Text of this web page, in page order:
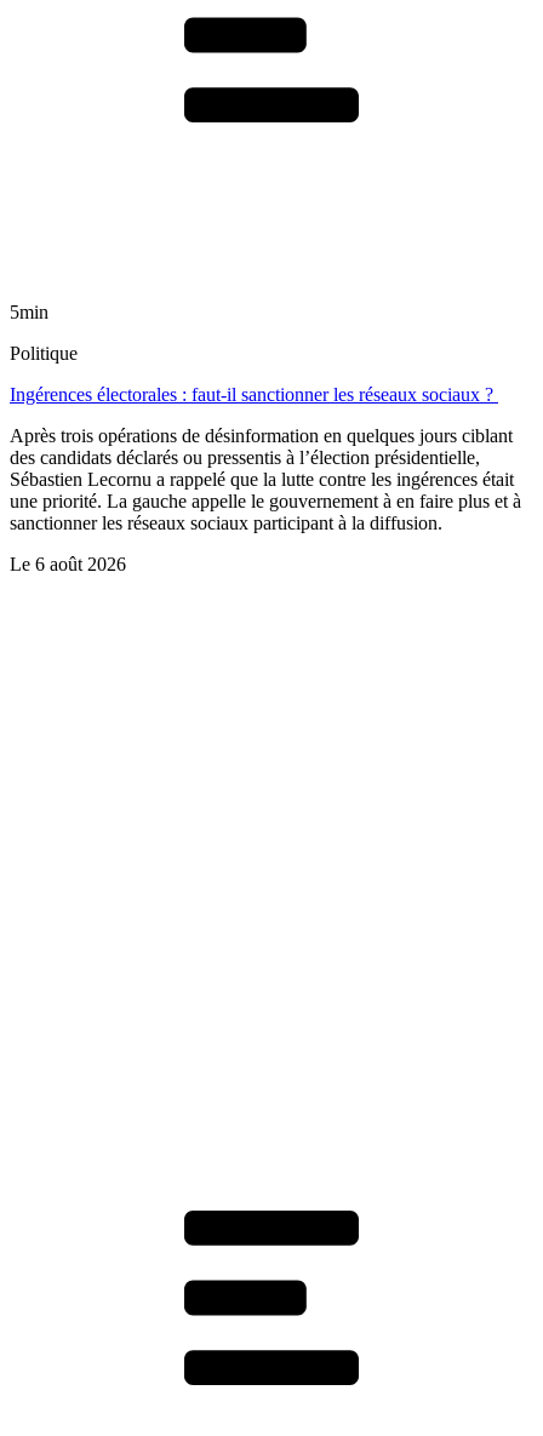
5min
Politique
Ingérences électorales : faut-il sanctionner les réseaux sociaux ?
Après trois opérations de désinformation en quelques jours ciblant
des candidats déclarés ou pressentis à l’élection présidentielle,
Sébastien Lecornu a rappelé que la lutte contre les ingérences était
une priorité. La gauche appelle le gouvernement à en faire plus et à
sanctionner les réseaux sociaux participant à la diffusion.
Le 6 août 2026